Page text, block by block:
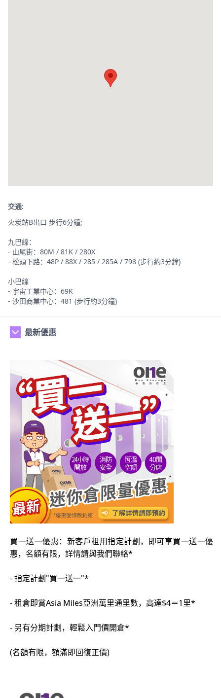
交通:
火炭站B出口 步行6分鐘;
九巴線：
- 山尾街：80M / 81K / 280X
- 松頭下路：48P / 88X / 285 / 285A / 798 (步行約3分鐘)
小巴線
- 宇宙工業中心：69K
- 沙田商業中心：481 (步行約3分鐘)
最新優惠
買一送一優惠：新客戶租用指定計劃，即可享買一送一優
惠，名額有限，詳情請與我們聯絡*
- 指定計劃"買一送一"*
- 租倉即賞Asia Miles亞洲萬里通里數，高達$4＝1里*
- 另有分期計劃，輕鬆入門價開倉*
(名額有限，額滿即回復正價)